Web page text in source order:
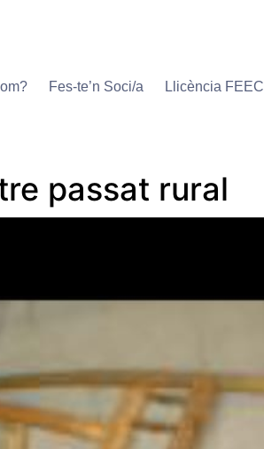
Fes-te’n Soci/a Llicència FEEC
passat rural